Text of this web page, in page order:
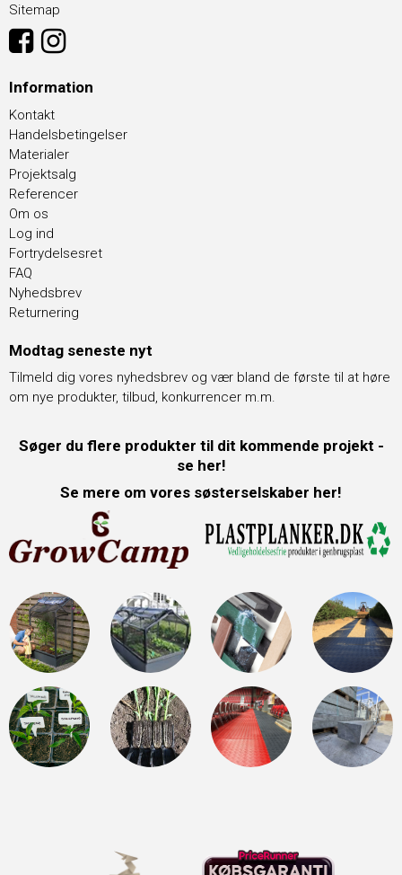
Sitemap
Information
Kontakt
Handelsbetingelser
Materialer
Projektsalg
Referencer
Om os
Log ind
Fortrydelsesret
FAQ
Nyhedsbrev
Returnering
Modtag seneste nyt
Tilmeld dig vores nyhedsbrev og vær bland de første til at høre
om nye produkter, tilbud, konkurrencer m.m.
Søger du flere produkter til dit kommende projekt -
se her!
Se mere om vores søsterselskaber her!